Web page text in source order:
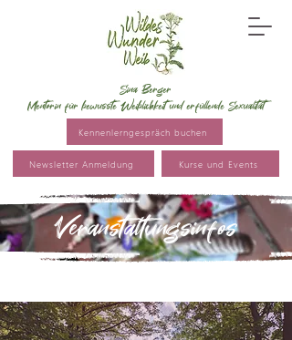
Sina Berger
Mentorin für bewusste Weiblichkeit und erfüllende Sexualität
Newsletter Anmeldung
Kennenlerngespräch buchen
Kurse und Events
Veranstaltungsinfos